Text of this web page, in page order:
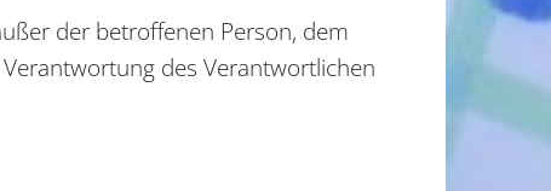
der betroffenen Person, dem
des Verantwortlichen